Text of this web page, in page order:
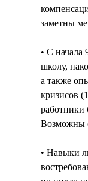
заметны
• С
школу,
а также
кризисов
работники
Возможны
• Навыки